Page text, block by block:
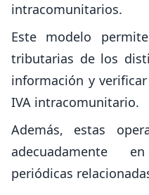
intracomunitarios.
Este modelo
tributarias de los
información y
IVA intracomunitario.
Además, estas
adecuadamente
periódicas